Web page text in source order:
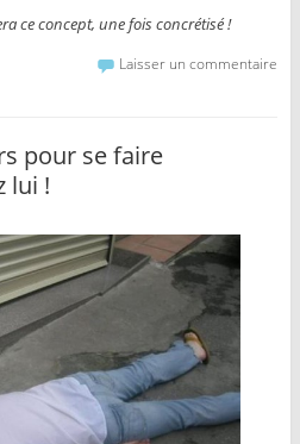
ce concept, une fois concrétisé !
Laisser un commentaire
pour se faire
lui !